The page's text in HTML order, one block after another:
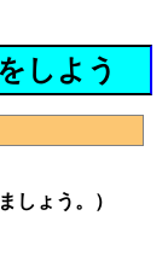
しよう
しょう。）